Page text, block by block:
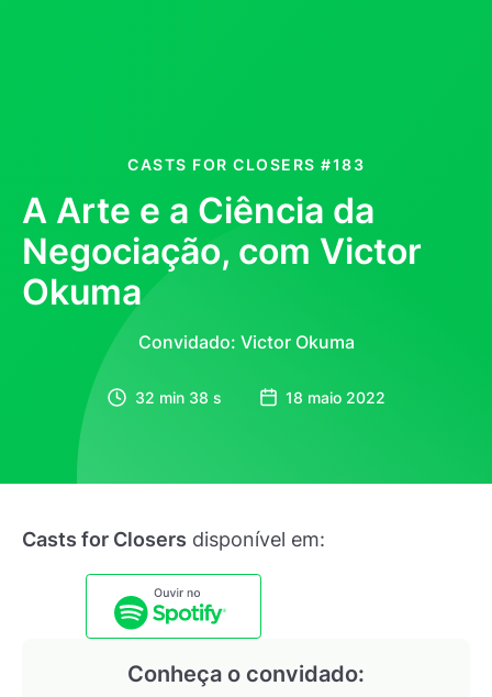
CASTS FOR CLOSERS #183
A Arte e a Ciência da
Negociação, com Victor
Okuma
Convidado: Victor Okuma
32 min 38 s 18 maio 2022
Conheça o convidado:
Casts for Closers disponível em: